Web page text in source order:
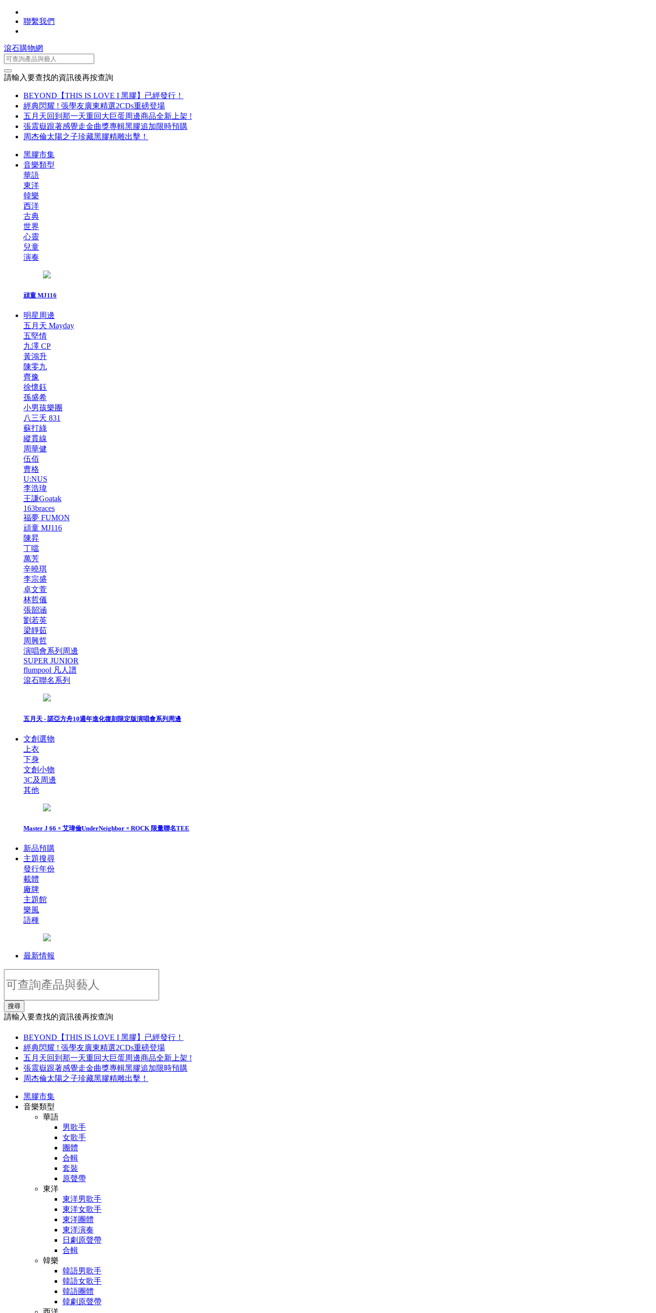
聯繫我們
滾石購物網
請輸入要查找的資訊後再按查詢
BEYOND【THIS IS LOVE I 黑膠】已經發行！
經典閃耀 ! 張學友廣東精選2CDs重磅登場
五月天回到那一天重回大巨蛋周邊商品全新上架 !
張震嶽跟著感覺走金曲獎專輯黑膠追加限時預購
周杰倫太陽之子珍藏黑膠精雕出擊！
黑膠市集
音樂類型
華語
東洋
韓樂
西洋
古典
世界
心靈
兒童
演奏
頑童 MJ116
明星周邊
五月天 Mayday
五堅情
九澤 CP
黃鴻升
陳零九
齊豫
徐懷鈺
孫盛希
小男孩樂團
八三夭 831
蘇打綠
縱貫線
周華健
伍佰
曹格
U:NUS
李浩瑋
王謙Goatak
163braces
福夢 FUMON
頑童 MJ116
陳昇
丁噹
萬芳
辛曉琪
李宗盛
卓文萱
林哲儀
張韶涵
劉若英
梁靜茹
周興哲
演唱會系列周邊
SUPER JUNIOR
flumpool 凡人譜
滾石聯名系列
五月天 - 諾亞方舟10週年進化復刻限定版演唱會系列周邊
文創選物
上衣
下身
文創小物
3C及周邊
其他
Master J 66 × 艾瑋倫UnderNeighbor × ROCK 限量聯名TEE
新品預購
主題搜尋
發行年份
載體
廠牌
主題館
樂風
語種
最新情報
搜尋
請輸入要查找的資訊後再按查詢
BEYOND【THIS IS LOVE I 黑膠】已經發行！
經典閃耀 ! 張學友廣東精選2CDs重磅登場
五月天回到那一天重回大巨蛋周邊商品全新上架 !
張震嶽跟著感覺走金曲獎專輯黑膠追加限時預購
周杰倫太陽之子珍藏黑膠精雕出擊！
黑膠市集
音樂類型
華語
男歌手
女歌手
團體
合輯
套裝
原聲帶
東洋
東洋男歌手
東洋女歌手
東洋團體
東洋演奏
日劇原聲帶
合輯
韓樂
韓語男歌手
韓語女歌手
韓語團體
韓劇原聲帶